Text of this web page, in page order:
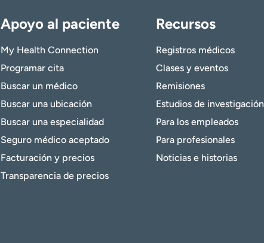
Apoyo al paciente
My Health Connection
Programar cita
Buscar un médico
Buscar una ubicación
Buscar una especialidad
Seguro médico aceptado
Facturación y precios
Transparencia de precios
Recursos
Registros médicos
Clases y eventos
Remisiones
Estudios de investigación
Para los empleados
Para profesionales
Noticias e historias